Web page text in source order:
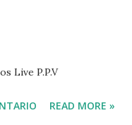
Live P.P.V
READ MORE »